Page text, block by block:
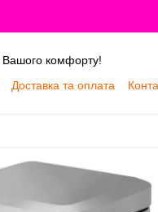
Вашого комфорту!
Доставка та оплата